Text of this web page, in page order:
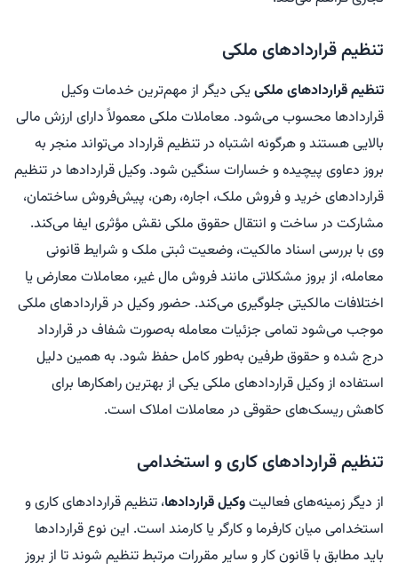
تنظیم قراردادهای ملکی
تنظیم قراردادهای ملکییکی دیگر از مهم‌ترین خدمات وکیل
قراردادها محسوب می‌شود. معاملات ملکی معمولاً دارای ارزش مالی
بالایی هستند و هرگونه اشتباه در تنظیم قرارداد می‌تواند منجر به
بروز دعاوی پیچیده و خسارات سنگین شود. وکیل قراردادها در تنظیم
قراردادهای خرید و فروش ملک، اجاره، رهن، پیش‌فروش ساختمان،
مشارکت در ساخت و انتقال حقوق ملکی نقش مؤثری ایفا می‌کند.
وی با بررسی اسناد مالکیت، وضعیت ثبتی ملک و شرایط قانونی
معامله، از بروز مشکلاتی مانند فروش مال غیر، معاملات معارض یا
اختلافات مالکیتی جلوگیری می‌کند. حضور وکیل در قراردادهای ملکی
موجب می‌شود تمامی جزئیات معامله به‌صورت شفاف در قرارداد
درج شده و حقوق طرفین به‌طور کامل حفظ شود. به همین دلیل
استفاده از وکیل قراردادهای ملکی یکی از بهترین راهکارها برای
کاهش ریسک‌های حقوقی در معاملات املاک است.
تنظیم قراردادهای کاری و استخدامی
از دیگر زمینه‌های فعالیتوکیل قراردادها، تنظیم قراردادهای کاری و
استخدامی میان کارفرما و کارگر یا کارمند است. این نوع قراردادها
باید مطابق با قانون کار و سایر مقررات مرتبط تنظیم شوند تا از بروز